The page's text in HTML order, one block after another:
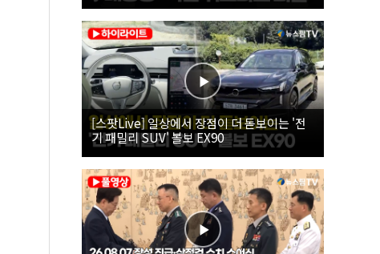
[스팟Live] 일상에서 장점이 더 돋보이는 '전
기 패밀리 SUV' 볼보 EX90